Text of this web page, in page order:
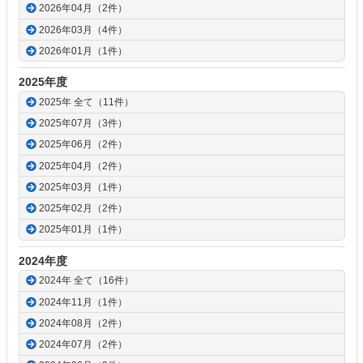
2026年04月（2件）
2026年03月（4件）
2026年01月（1件）
2025年度
2025年 全て（11件）
2025年07月（3件）
2025年06月（2件）
2025年04月（2件）
2025年03月（1件）
2025年02月（2件）
2025年01月（1件）
2024年度
2024年 全て（16件）
2024年11月（1件）
2024年08月（2件）
2024年07月（2件）